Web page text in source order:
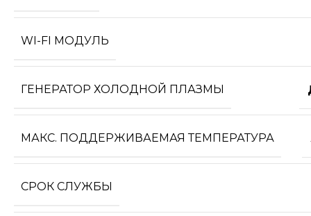
WI-FI МОДУЛЬ
ГЕНЕРАТОР ХОЛОДНОЙ ПЛАЗМЫ
МАКС. ПОДДЕРЖИВАЕМАЯ ТЕМПЕРАТУРА
СРОК СЛУЖБЫ